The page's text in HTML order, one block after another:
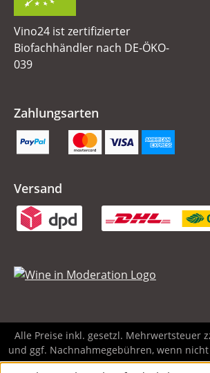
Vino24 ist zertifizierter
Biofachhändler nach DE-ÖKO-
039
Zahlungsarten
Versand
Alle Preise inkl. gesetzl. Mehrwertsteuer
und ggf. Nachnahmegebühren, wenn